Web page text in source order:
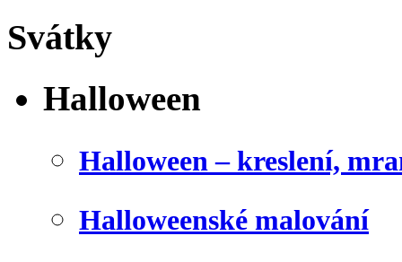
Svátky
Halloween
Halloween – kreslení,
Halloweenské malování